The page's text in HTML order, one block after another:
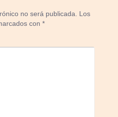
no será publicada.
Los
con*